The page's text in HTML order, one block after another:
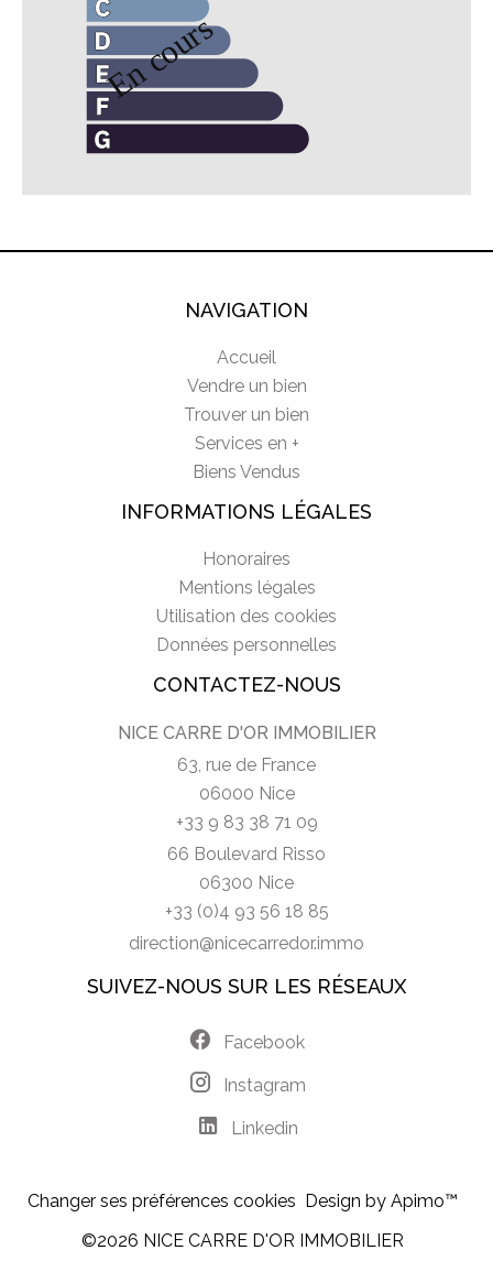
NAVIGATION
Accueil
Vendre un bien
Trouver un bien
Services en +
Biens Vendus
INFORMATIONS LÉGALES
Honoraires
Mentions légales
Utilisation des cookies
Données personnelles
CONTACTEZ-NOUS
NICE CARRE D'OR IMMOBILIER
63, rue de France
06000 Nice
+33 9 83 38 71 09
66 Boulevard Risso
06300 Nice
+33 (0)4 93 56 18 85
direction@nicecarredor.immo
SUIVEZ-NOUS SUR LES RÉSEAUX
Facebook
Instagram
Linkedin
Changer ses préférences cookies Design by Apimo™
©2026 NICE CARRE D'OR IMMOBILIER